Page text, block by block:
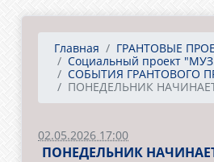
Главная
ГРАНТОВЫЕ
Социальный проект
СОБЫТИЯ ГРАНТОВОГО
ПОНЕДЕЛЬНИК
02.05.2026 17:00
ПОНЕДЕЛЬНИК